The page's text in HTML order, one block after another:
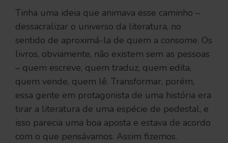
Tinha uma ideia que animava esse caminho –
dessacralizar o universo da literatura, no
sentido de aproximá-la de quem a consome. Os
livros, obviamente, não existem sem as pessoas
– quem escreve, quem traduz, quem edita,
quem vende, quem lê. Transformar, porém,
essa gente em protagonista de uma história era
tirar a literatura de uma espécie de pedestal, e
isso parecia uma boa aposta e estava de acordo
com o que pensávamos. Assim fizemos.